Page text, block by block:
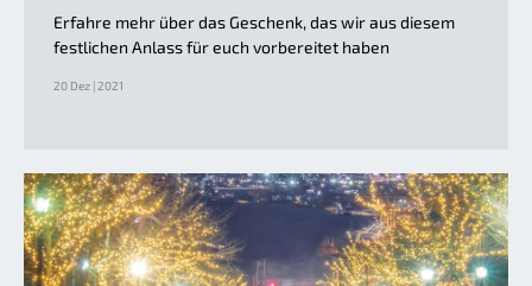
Erfahre mehr über das Geschenk, das wir aus diesem
festlichen Anlass für euch vorbereitet haben
20 Dez | 2021